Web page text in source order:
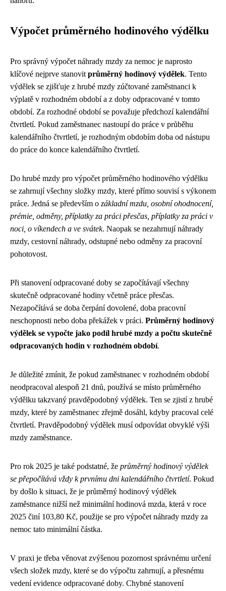
Výpočet průměrného hodinového výdělku
Pro správný výpočet náhrady mzdy za nemoc je naprosto
klíčové nejprve stanovit průměrný hodinový výdělek. Tento
výdělek se zjišťuje z hrubé mzdy zúčtované zaměstnanci k
výplatě v rozhodném období a z doby odpracované v tomto
období. Za rozhodné období se považuje předchozí kalendářní
čtvrtletí. Pokud zaměstnanec nastoupí do práce v průběhu
kalendářního čtvrtletí, je rozhodným obdobím doba od nástupu
do práce do konce kalendářního čtvrtletí.
Do hrubé mzdy pro výpočet průměrného hodinového výdělku
se zahrnují všechny složky mzdy, které přímo souvisí s výkonem
práce. Jedná se především o základní mzdu, osobní ohodnocení,
prémie, odměny, příplatky za práci přesčas, příplatky za práci v
noci, o víkendech a ve svátek. Naopak se nezahrnují náhrady
mzdy, cestovní náhrady, odstupné nebo odměny za pracovní
pohotovost.
Při stanovení odpracované doby se započítávají všechny
skutečně odpracované hodiny včetně práce přesčas.
Nezapočítává se doba čerpání dovolené, doba pracovní
neschopnosti nebo doba překážek v práci. Průměrný hodinový
výdělek se vypočte jako podíl hrubé mzdy a počtu skutečně
odpracovaných hodin v rozhodném období.
Je důležité zmínit, že pokud zaměstnanec v rozhodném období
neodpracoval alespoň 21 dnů, používá se místo průměrného
výdělku takzvaný pravděpodobný výdělek. Ten se zjistí z hrubé
mzdy, které by zaměstnanec zřejmě dosáhl, kdyby pracoval celé
čtvrtletí. Pravděpodobný výdělek musí odpovídat obvyklé výši
mzdy zaměstnance.
Pro rok 2025 je také podstatné, že průměrný hodinový výdělek
se přepočítává vždy k prvnímu dni kalendářního čtvrtletí. Pokud
by došlo k situaci, že je průměrný hodinový výdělek
zaměstnance nižší než minimální hodinová mzda, která v roce
2025 činí 103,80 Kč, použije se pro výpočet náhrady mzdy za
nemoc tato minimální částka.
V praxi je třeba věnovat zvýšenou pozornost správnému určení
všech složek mzdy, které se do výpočtu zahrnují, a přesnému
vedení evidence odpracované doby. Chybné stanovení